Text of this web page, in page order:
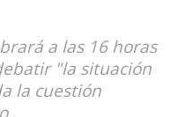
a las 16 horas
"la situación
la cuestión